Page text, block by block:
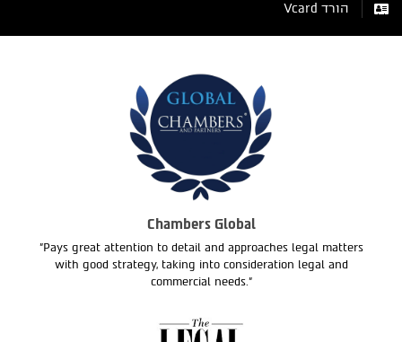
הורד Vcard
Chambers Global
"Pays great attention to detail and approaches legal matters
with good strategy, taking into consideration legal and
commercial needs."